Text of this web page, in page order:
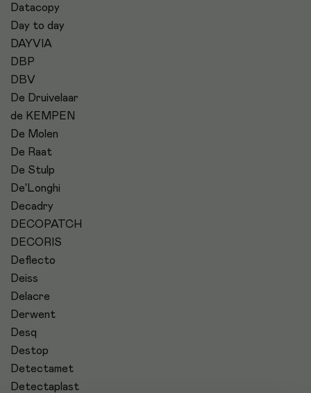
Datacopy
Day to day
DAYVIA
DBP
DBV
De Druivelaar
de KEMPEN
De Molen
De Raat
De Stulp
De'Longhi
Decadry
DECOPATCH
DECORIS
Deflecto
Deiss
Delacre
Derwent
Desq
Destop
Detectamet
Detectaplast